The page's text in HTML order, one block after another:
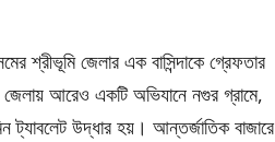
শ্রীভূমি জেলার এক বাসিন্দাকে গ্রেফতার
আরেও একটি অভিযানে নগুর গ্রামে,
ট্যাবলেট উদ্ধার হয়। আন্তর্জাতিক বাজারে